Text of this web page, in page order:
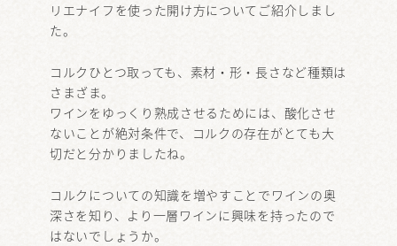
リエナイフを使った開け方についてご紹介しまし
た。
コルクひとつ取っても、素材・形・長さなど種類は
さまざま。
ワインをゆっくり熟成させるためには、酸化させ
ないことが絶対条件で、コルクの存在がとても大
切だと分かりましたね。
コルクについての知識を増やすことでワインの奥
深さを知り、より一層ワインに興味を持ったので
はないでしょうか。